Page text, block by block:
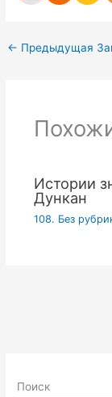
← Предыдущая
Истории
Дункан
108. Без
Поиск